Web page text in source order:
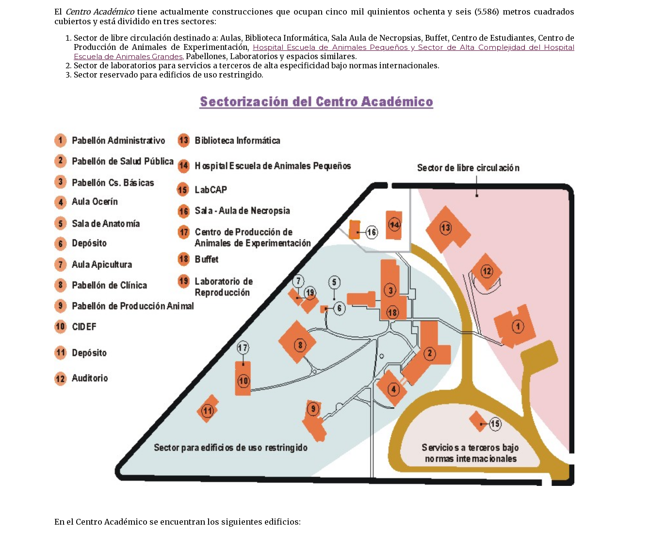
El Centro Académicotiene actualmente construcciones que ocupan cinco mil quinientos ochenta y seis (5.586) metros cuadrados
cubiertos y está dividido en tres sectores:
Sector de libre circulación destinado a: Aulas, Biblioteca Informática, Sala Aula de Necropsias, Buffet, Centro de Estudiantes, Centro de
Producción de Animales de Experimentación, Hospital Escuela de Animales Pequeños y Sector de Alta Complejidad del Hospital
Escuela de Animales Grandes, Pabellones, Laboratorios y espacios similares.
Sector de laboratorios para servicios a terceros de alta especificidad bajo normas internacionales.
Sector reservado para edificios de uso restringido.
En el Centro Académico se encuentran los siguientes edificios: